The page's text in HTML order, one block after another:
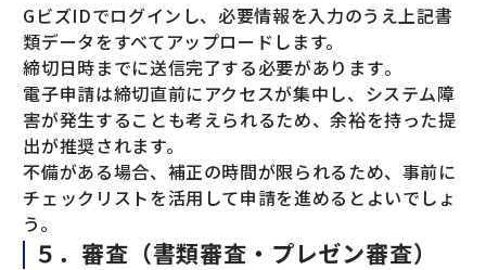
GビズIDでログインし、必要情報を入力のうえ上記書
類データをすべてアップロードします。
締切日時までに送信完了する必要があります​。
電子申請は締切直前にアクセスが集中し、システム障
害が発生することも考えられるため、余裕を持った提
出が推奨されます。
不備がある場合、補正の時間が限られるため、事前に
チェックリストを活用して申請を進めるとよいでしょ
う。
５．審査（書類審査・プレゼン審査）